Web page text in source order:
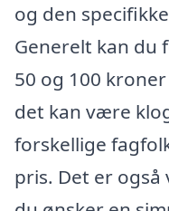
og den
Generelt kan du
50 og 100
det kan være
forskellige
pris. Det er